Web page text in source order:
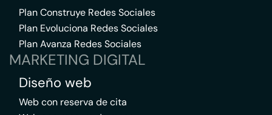
Plan Construye Redes Sociales
Plan Evoluciona Redes Sociales
Plan Avanza Redes Sociales
MARKETING DIGITAL
Diseño web
Web con reserva de cita